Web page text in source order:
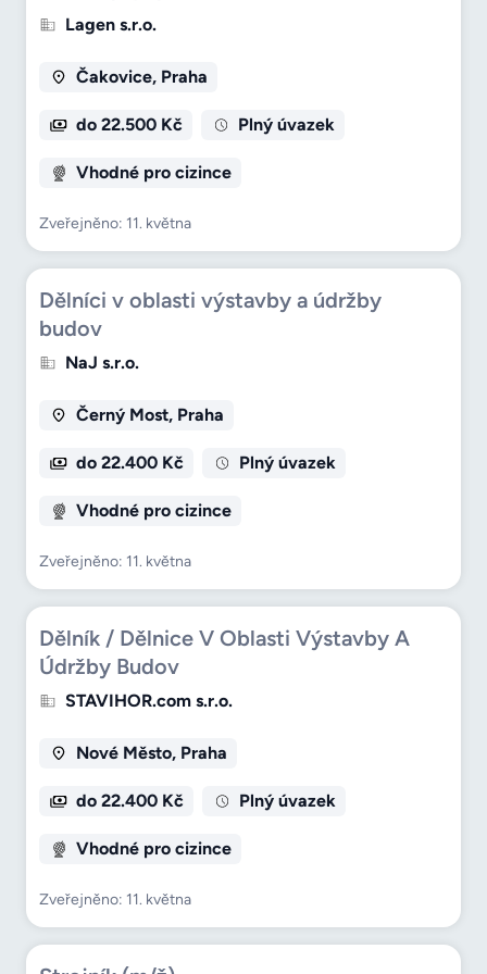
Lagen s.r.o.
Čakovice, Praha
do 22.500 Kč Plný úvazek
Vhodné pro cizince
Zveřejněno: 11. května
Dělníci v oblasti výstavby a údržby
budov
NaJ s.r.o.
Černý Most, Praha
do 22.400 Kč Plný úvazek
Vhodné pro cizince
Zveřejněno: 11. května
Dělník / Dělnice V Oblasti Výstavby A
Údržby Budov
STAVIHOR.com s.r.o.
Nové Město, Praha
do 22.400 Kč Plný úvazek
Vhodné pro cizince
Zveřejněno: 11. května